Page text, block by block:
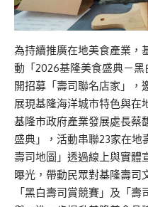
為持續推廣在地美食產業，
動「2026基隆美食盛典－
開招募「壽司聯名店家」，
展現基隆海洋城市特色與在
基隆市政府產業發展處長蔡
盛典」，活動串聯23家在
壽司地圖」透過線上與實體
曝光，帶動民眾對基隆壽司
「黑白壽司賞競賽」及「